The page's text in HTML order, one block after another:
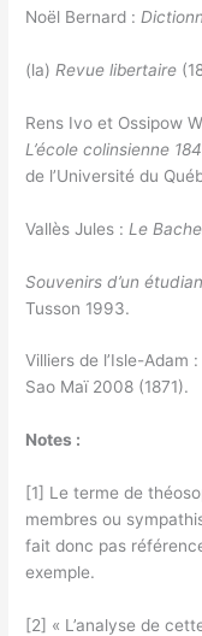
Noël Bernard :
(la) Revue libertaire
Rens Ivo et Ossipow
L’école colinsienne
de l’Université du
Vallès Jules : Le
Souvenirs d’un
Tusson 1993.
Villiers de l’Isle-Adam :
Sao Maï 2008 (1871).
Notes :
[1] Le terme de
membres ou
fait donc pas
exemple.
[2] « L’analyse de